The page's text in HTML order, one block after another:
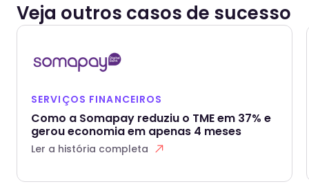
Veja outros casos de sucesso
SERVIÇOS FINANCEIROS
Como a Somapay reduziu o TME em 37% e
gerou economia em apenas 4 meses
Ler a história completa